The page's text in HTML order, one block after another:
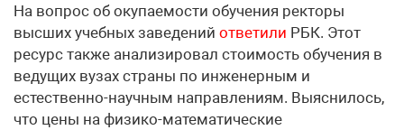
На вопрос об окупаемости обучения ректоры
высших учебных заведений ответили РБК. Этот
ресурс также анализировал стоимость обучения в
ведущих вузах страны по инженерным и
естественно-научным направлениям. Выяснилось,
что цены на физико-математические